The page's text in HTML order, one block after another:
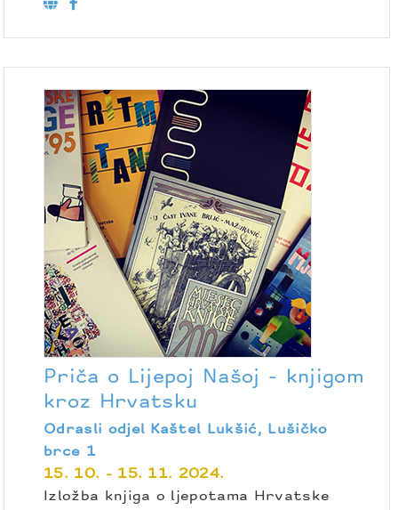
Priča o Lijepoj Našoj - knjigom
kroz Hrvatsku
Odrasli odjel Kaštel Lukšić, Lušičko
brce 1
15. 10. - 15. 11. 2024.
Izložba knjiga o ljepotama Hrvatske